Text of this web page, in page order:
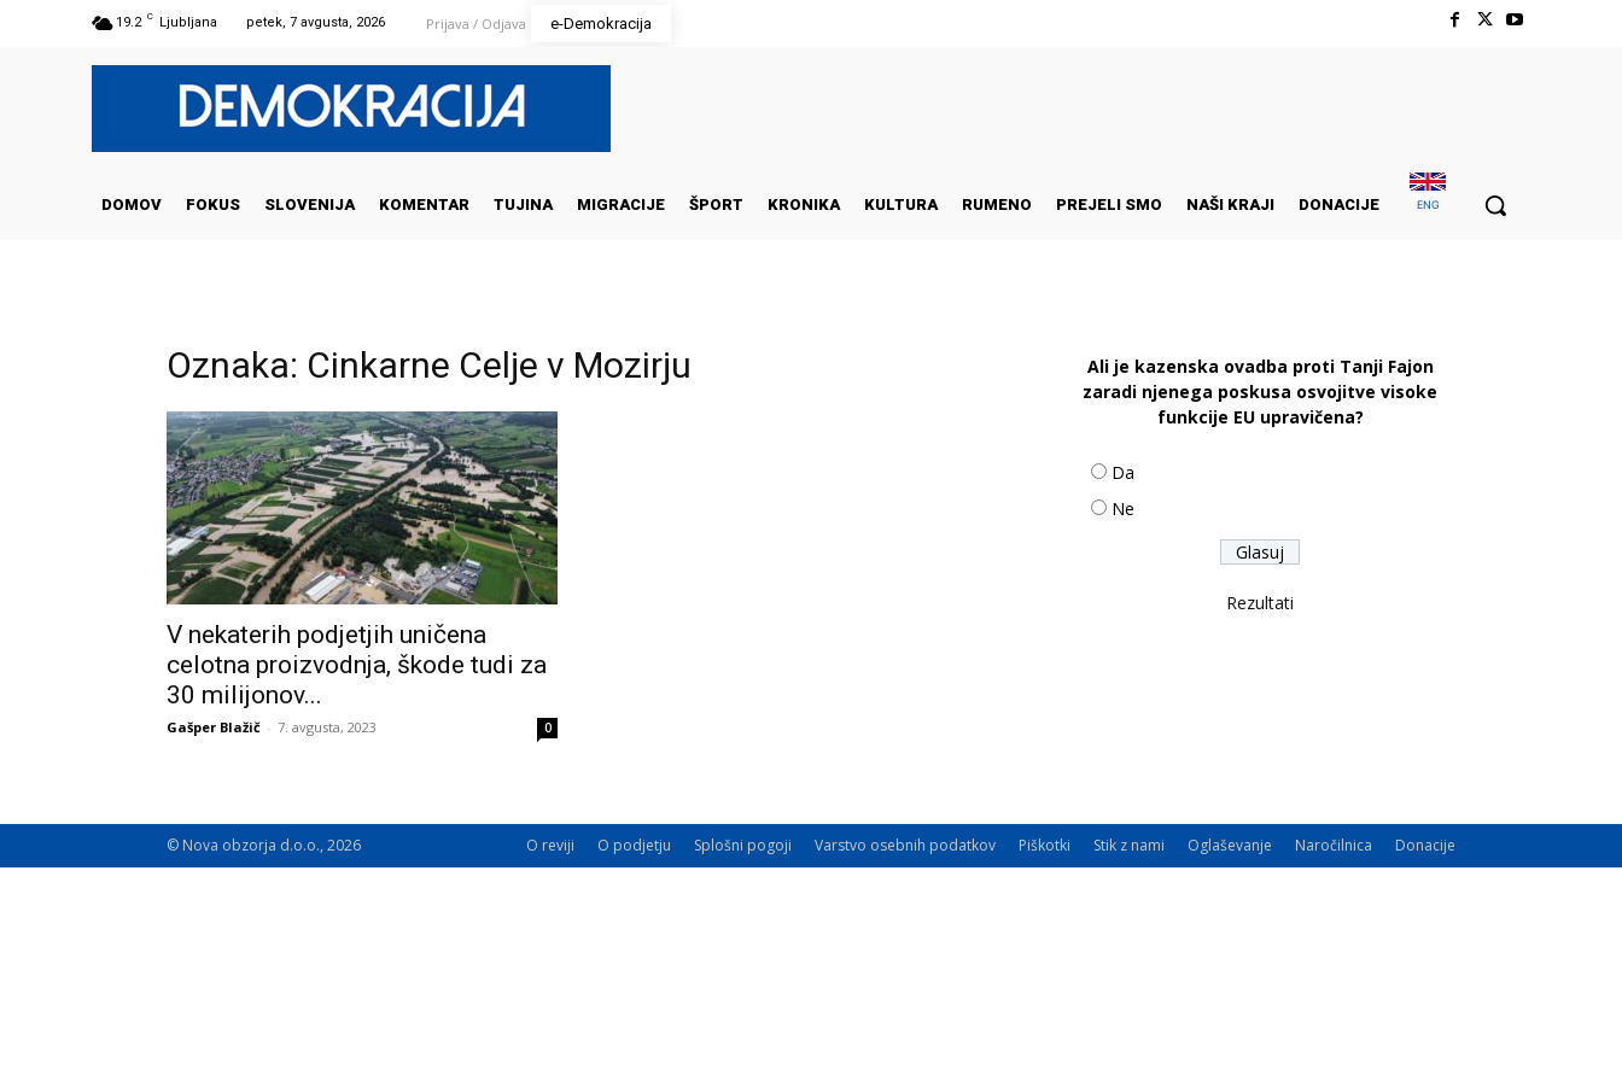
19.2 C Ljubljana petek, 7 avgusta, 2026 Prijava / Odjava e-Demokracija
DOMOV FOKUS SLOVENIJA KOMENTAR TUJINA MIGRACIJE ŠPORT KRONIKA KULTURA RUMENO PREJELI SMO NAŠI KRAJI DONACIJE ENG
Oznaka: Cinkarne Celje v Mozirju
V nekaterih podjetjih uničena
celotna proizvodnja, škode tudi za
30 milijonov...
Gašper Blažič - 7. avgusta, 2023 0
Ali je kazenska ovadba proti Tanji Fajon
zaradi njenega poskusa osvojitve visoke
funkcije EU upravičena?
Da
Ne
Rezultati
O reviji O podjetju Splošni pogoji Varstvo osebnih podatkov Piškotki Stik z nami Oglaševanje Naročilnica Donacije
© Nova obzorja d.o.o., 2026